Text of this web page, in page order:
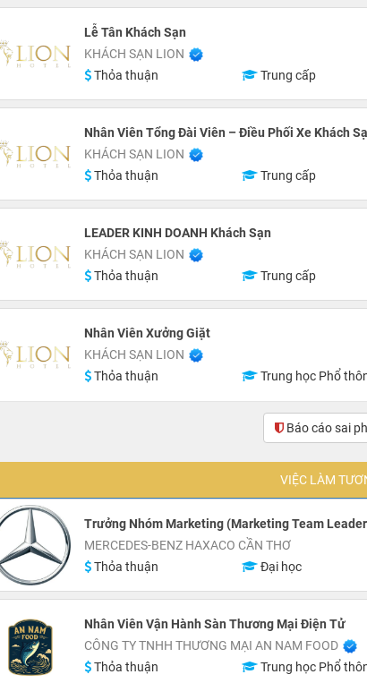
Lễ Tân Khách Sạn
KHÁCH SẠN LION
Thỏa thuận
Trung cấp
Nhân Viên Tổng Đài Viên – Điều Phối Xe Khách
KHÁCH SẠN LION
Thỏa thuận
Trung cấp
LEADER KINH DOANH Khách Sạn
KHÁCH SẠN LION
Thỏa thuận
Trung cấp
Nhân Viên Xưởng Giặt
KHÁCH SẠN LION
Thỏa thuận
Trung học Phổ
Báo cáo sai
VIỆC LÀM
Trưởng Nhóm Marketing (Marketing Team
MERCEDES-BENZ HAXACO CẦN THƠ
Thỏa thuận
Đại học
Nhân Viên Vận Hành Sàn Thương Mại Điện Tử
CÔNG TY TNHH THƯƠNG MẠI AN NAM FOOD
Thỏa thuận
Trung học Phổ